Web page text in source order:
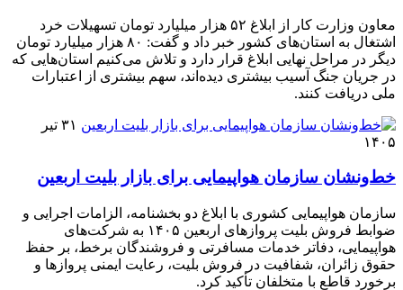
معاون وزارت کار از ابلاغ ۵۲ هزار میلیارد تومان تسهیلات خرد
اشتغال به استان‌های کشور خبر داد و گفت: ۸۰ هزار میلیارد تومان
دیگر در مراحل نهایی ابلاغ قرار دارد و تلاش می‌کنیم استان‌هایی که
در جریان جنگ آسیب بیشتری دیده‌اند، سهم بیشتری از اعتبارات
ملی دریافت کنند.
۳۱ تیر
۱۴۰۵
خط‌ونشان سازمان هواپیمایی برای بازار بلیت اربعین
سازمان هواپیمایی کشوری با ابلاغ دو بخشنامه، الزامات اجرایی و
ضوابط فروش بلیت پروازهای اربعین ۱۴۰۵ به شرکت‌های
هواپیمایی، دفاتر خدمات مسافرتی و فروشندگان برخط، بر حفظ
حقوق زائران، شفافیت در فروش بلیت، رعایت ایمنی پروازها و
برخورد قاطع با متخلفان تأکید کرد.